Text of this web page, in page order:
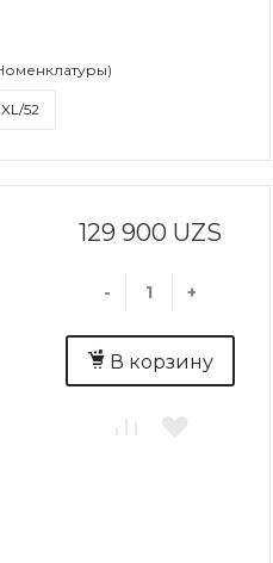
XL/52
129 900 UZS
- +
В корзину